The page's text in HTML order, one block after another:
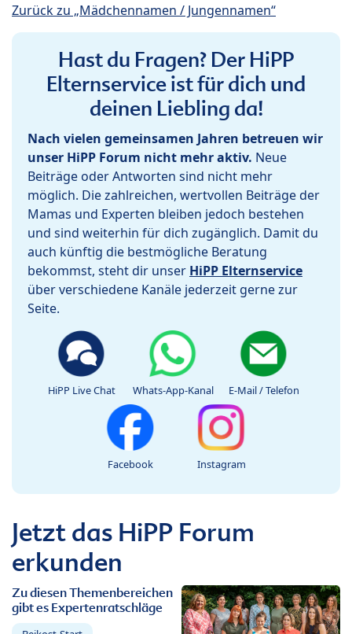
Zurück zu „Mädchennamen / Jungennamen“
Hast du Fragen? Der HiPP
Elternservice ist für dich und
deinen Liebling da!
Nach vielen gemeinsamen Jahren betreuen wir
unser HiPP Forum nicht mehr aktiv. Neue
Beiträge oder Antworten sind nicht mehr
möglich. Die zahlreichen, wertvollen Beiträge der
Mamas und Experten bleiben jedoch bestehen
und sind weiterhin für dich zugänglich. Damit du
auch künftig die bestmögliche Beratung
bekommst, steht dir unser HiPP Elternservice
über verschiedene Kanäle jederzeit gerne zur
Seite.
HiPP Live Chat Whats-App-Kanal E-Mail / Telefon
Facebook Instagram
Jetzt das HiPP Forum
erkunden
Zu diesen Themenbereichen
gibt es Expertenratschläge